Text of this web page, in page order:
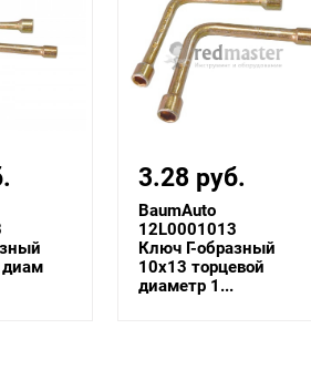
диам
3.28 руб.
BaumAuto
12L0001013
Ключ Г-образный
10х13 торцевой
диаметр 1...